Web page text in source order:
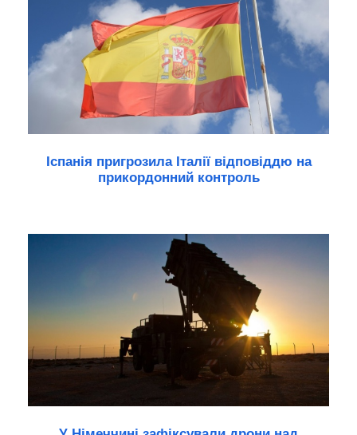
Іспанія пригрозила Італії відповіддю на
прикордонний контроль